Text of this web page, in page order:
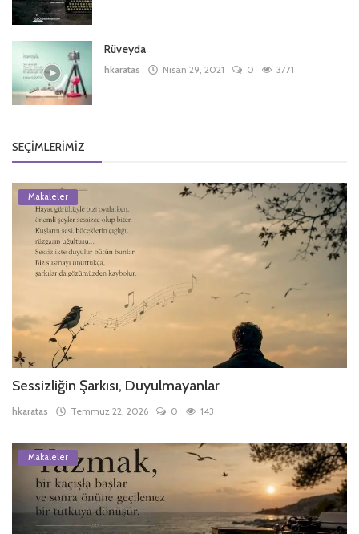
Rüveyda
hkaratas Nisan 29, 2021 0 3771
SEÇIMLERIMIZ
Makaleler
Sessizliğin Şarkısı, Duyulmayanlar
hkaratas Temmuz 22, 2026 0 143
Makaleler